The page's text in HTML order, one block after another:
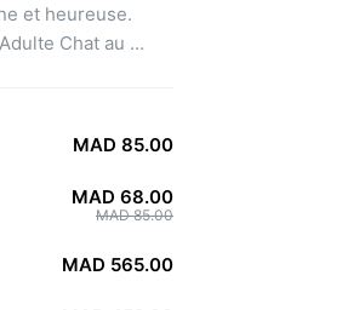
et heureuse.
Chat au
de votre
en protéines
premium, cet
la santé
MAD 85.00
MAD 68.00
MAD 85.00
MAD 565.00